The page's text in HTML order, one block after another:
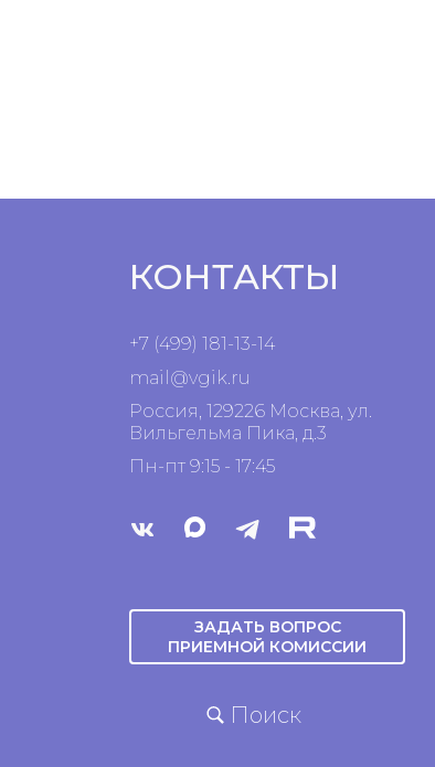
КОНТАКТЫ
+7 (499) 181-13-14
mail@vgik.ru
Россия, 129226 Москва, ул.
Вильгельма Пика, д.3
Пн-пт 9:15 - 17:45
ЗАДАТЬ ВОПРОС
ПРИЕМНОЙ КОМИССИИ
Поиск